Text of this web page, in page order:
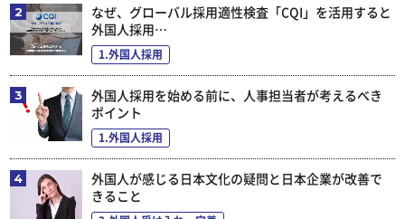
なぜ、グローバル採用適性検査「CQI」を活用すると
外国人採用…
1.外国人採用
外国人採用を始める前に、人事担当者が考えるべき
ポイント
1.外国人採用
外国人が感じる日本文化の疑問と日本企業が改善で
きること